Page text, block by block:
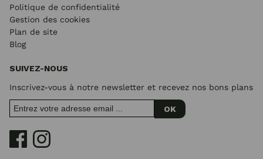
Politique de confidentialité
Gestion des cookies
Plan de site
Blog
SUIVEZ-NOUS
Inscrivez-vous à notre newsletter et recevez nos bons plans
OK